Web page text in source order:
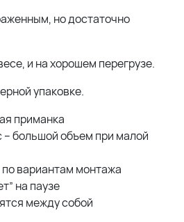
но достаточно
и на хорошем перегрузе.
упаковке.
приманка
– большой объем при малой
вариантам монтажа
на паузе
между собой